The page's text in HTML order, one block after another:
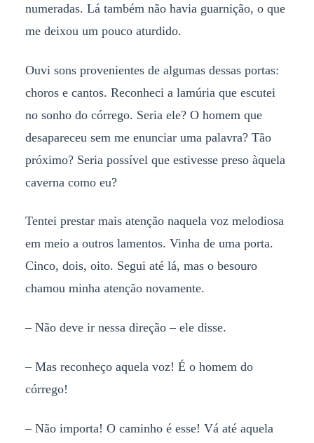
numeradas. Lá também não havia guarnição, o que
me deixou um pouco aturdido.
Ouvi sons provenientes de algumas dessas portas:
choros e cantos. Reconheci a lamúria que escutei
no sonho do córrego. Seria ele? O homem que
desapareceu sem me enunciar uma palavra? Tão
próximo? Seria possível que estivesse preso àquela
caverna como eu?
Tentei prestar mais atenção naquela voz melodiosa
em meio a outros lamentos. Vinha de uma porta.
Cinco, dois, oito. Segui até lá, mas o besouro
chamou minha atenção novamente.
– Não deve ir nessa direção – ele disse.
– Mas reconheço aquela voz! É o homem do
córrego!
– Não importa! O caminho é esse! Vá até aquela